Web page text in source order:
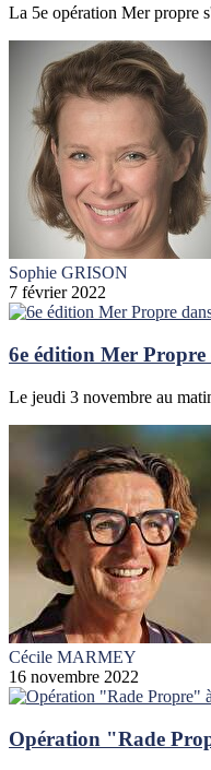
La 5e opération Mer propre
Sophie GRISON
7 février 2022
6e édition Mer Propre
Le jeudi 3 novembre au
Cécile MARMEY
16 novembre 2022
Opération "Rade